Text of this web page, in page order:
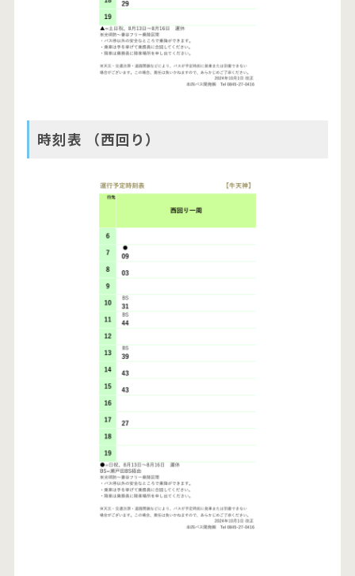
時刻表 （西回り）